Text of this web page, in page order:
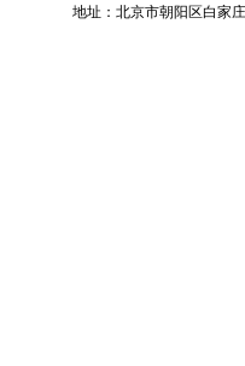
地址：北京市朝阳区白家